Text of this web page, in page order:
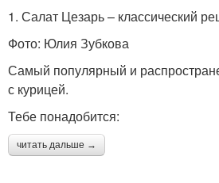
1. Салат Цезарь – классический
Фото: Юлия Зубкова
Самый популярный и
с курицей.
Тебе понадобится:
читать дальше →